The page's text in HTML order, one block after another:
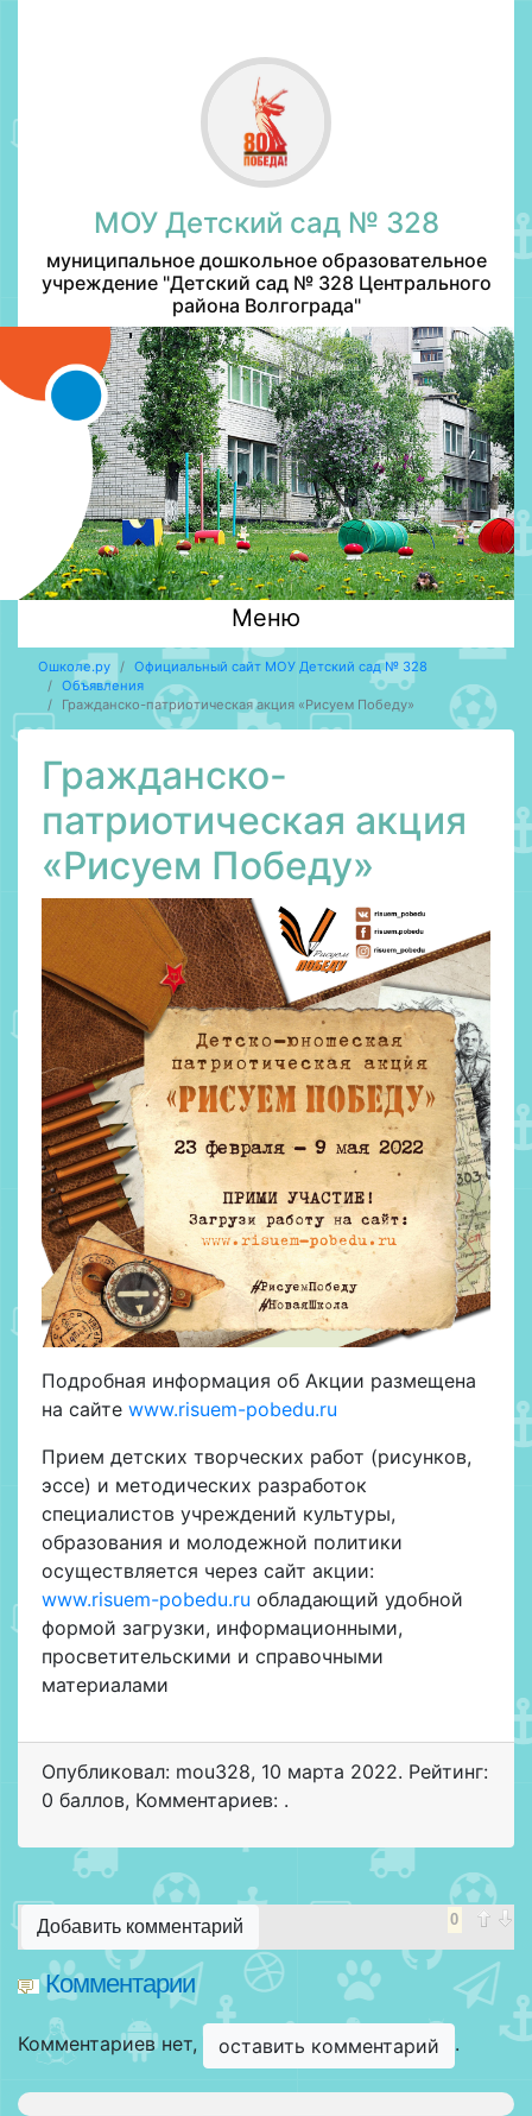
МОУ Детский сад № 328
муниципальное дошкольное образовательное
учреждение "Детский сад № 328 Центрального
района Волгограда"
Меню
Ошколе.ру
Официальный сайт МОУ Детский сад № 328
Объявления
Гражданско-патриотическая акция «Рисуем Победу»
Гражданско-
патриотическая акция
«Рисуем Победу»
Подробная информация об Акции размещена
на сайте www.risuem-pobedu.ru
Прием детских творческих работ (рисунков,
эссе) и методических разработок
специалистов учреждений культуры,
образования и молодежной политики
осуществляется через сайт акции:
www.risuem-pobedu.ru обладающий удобной
формой загрузки, информационными,
просветительскими и справочными
материалами
Опубликовал: mou328, 10 марта 2022. Рейтинг:
0 баллов, Комментариев: .
0
Добавить комментарий
Комментарии
Комментариев нет, оставить комментарий .